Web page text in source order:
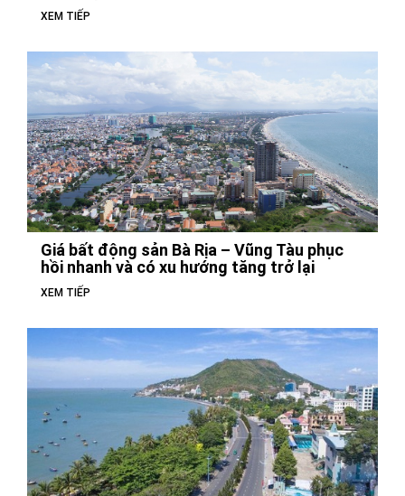
XEM TIẾP
Giá bất động sản Bà Rịa – Vũng Tàu phục
hồi nhanh và có xu hướng tăng trở lại
XEM TIẾP